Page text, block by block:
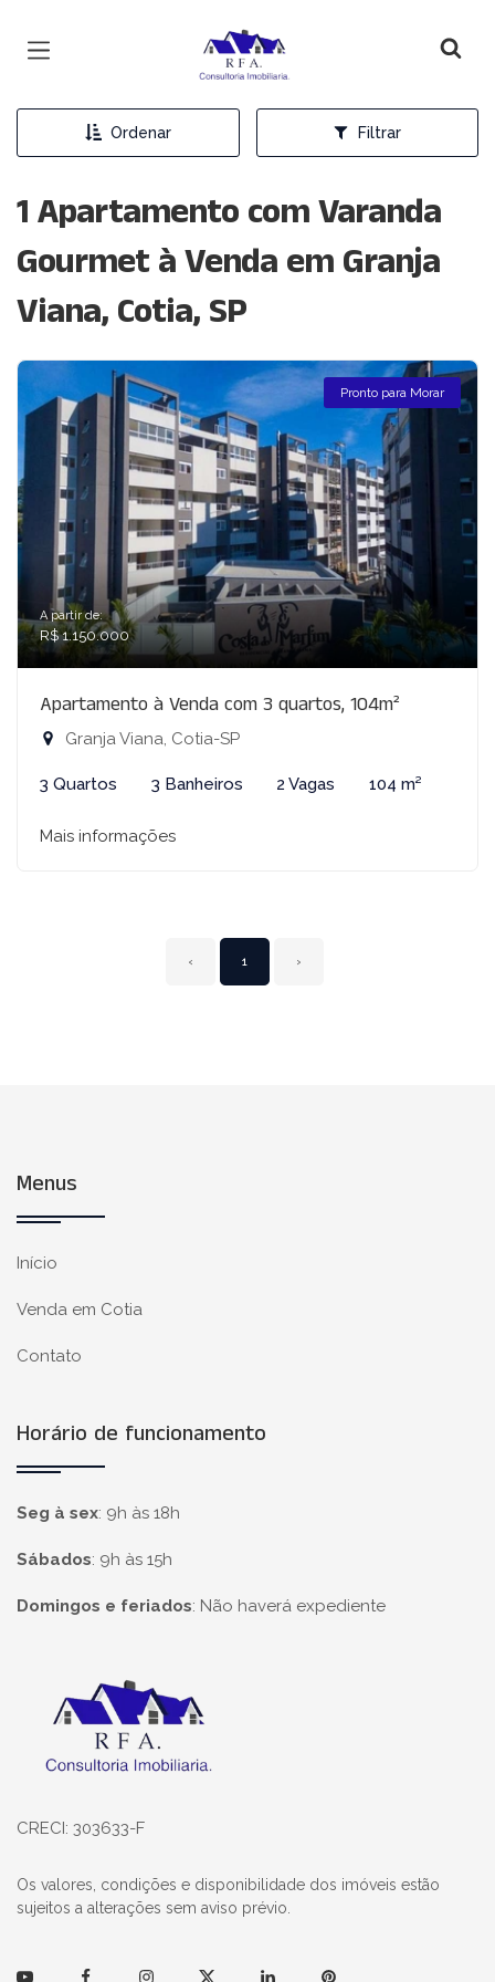
Página inicial
Ordenar Filtrar
1 Apartamento com Varanda
Gourmet à Venda em Granja
Viana, Cotia, SP
Pronto para Morar
A partir de:
R$ 1.150.000
Apartamento à Venda com 3 quartos, 104m²
Granja Viana, Cotia-SP
3 Quartos 3 Banheiros 2 Vagas 104 m²
Mais informações
‹ 1 ›
Menus
Início
Venda em Cotia
Contato
Horário de funcionamento
Seg à sex: 9h às 18h
Sábados: 9h às 15h
Domingos e feriados: Não haverá expediente
Página inicial
CRECI: 303633-F
Os valores, condições e disponibilidade dos imóveis estão
sujeitos a alterações sem aviso prévio.
YoutubeFacebookInstagramTwitter LinkedinPinterest